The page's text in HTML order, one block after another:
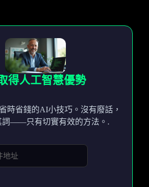
得人工智慧優勢
時省錢的AI小技巧。沒有廢話，
詞——只有切實有效的方法。.